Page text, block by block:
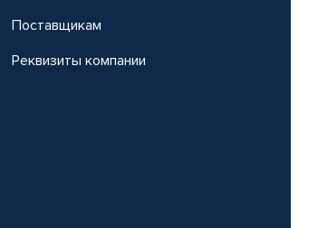
Поставщикам
Реквизиты компании